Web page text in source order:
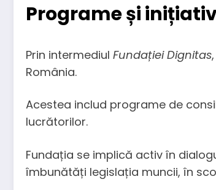
Programe și
Prin intermediul Fundației Dignitas
România.
Acestea includ programe de
lucrătorilor.
Fundația se implică activ în
îmbunătăți legislația muncii, în